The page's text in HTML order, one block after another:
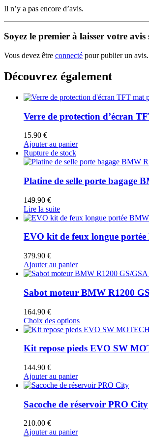
Il n’y a pas encore d’avis.
Soyez le premier à laisser votre
Vous devez être connecté pour publier un avis.
Découvrez également
Verre de protection d’écran
15.90 €
Ajouter au panier
Rupture de stock
Platine de selle porte bagage
149.90 €
Lire la suite
EVO kit de feux longue
379.90 €
Ajouter au panier
Sabot moteur BMW R1200
164.90 €
Choix des optionsCe
produit
plusieurs
peuvent
être
choisies
sur
Kit repose pieds EVO SW
144.90 €
Ajouter au panier
Sacoche de réservoir PRO City
210.00 €
Ajouter au panier